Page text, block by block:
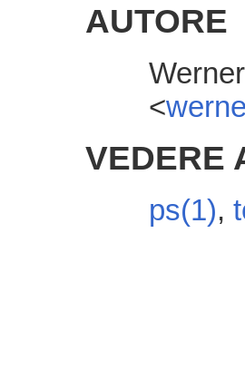
AUTORE
<
VEDERE
ps(1),